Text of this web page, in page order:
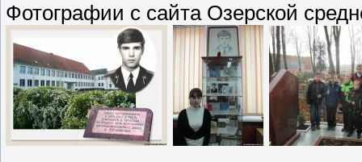
Фотографии с сайта Озерской